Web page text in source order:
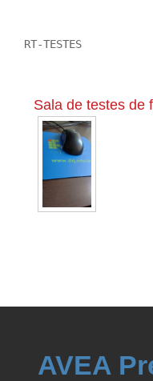
RT-TESTES
Sala de testes de
AVEA